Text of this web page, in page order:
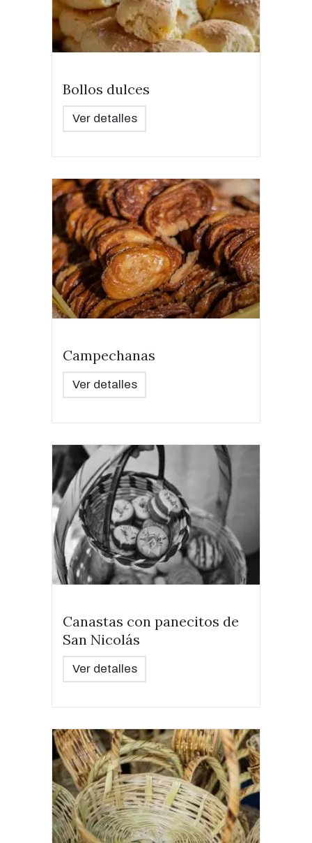
Bollos dulces
Ver detalles
Campechanas
Ver detalles
Canastas con panecitos de
San Nicolás
Ver detalles